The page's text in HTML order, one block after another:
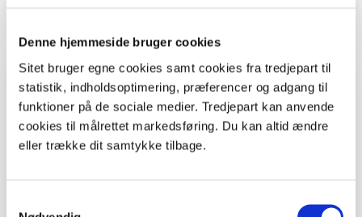
Denne hjemmeside bruger cookies
Sitet bruger egne cookies samt cookies fra tredjepart til
statistik, indholdsoptimering, præferencer og adgang til
funktioner på de sociale medier. Tredjepart kan anvende
cookies til målrettet markedsføring. Du kan altid ændre
eller trække dit samtykke tilbage.
Grej
Forud for aktiviteten skal læreren sørge for: